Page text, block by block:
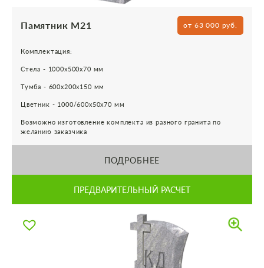
Памятник М21 от 63 000 руб.
Комплектация:
Стела - 1000х500х70 мм
Тумба - 600х200х150 мм
Цветник - 1000/600х50х70 мм
Возможно изготовление комплекта из разного гранита по
желанию заказчика
ПОДРОБНЕЕ
ПРЕДВАРИТЕЛЬНЫЙ РАСЧЕТ